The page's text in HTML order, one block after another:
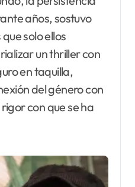
años, sostuvo
solo ellos
un thriller con
en taquilla,
del género con
con que se ha